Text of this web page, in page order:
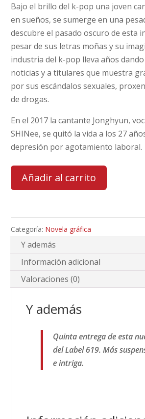
Bajo el brillo del k-pop una joven
en sueños, se sumerge en una
descubre el pasado oscuro de esta
pesar de sus letras moñas y su
industria del k-pop lleva años
noticias y a titulares que muestra
por sus escándalos sexuales,
de drogas.
En el 2017 la cantante Jonghyun,
SHINee, se quitó la vida a los 27
depresión por agotamiento laboral.
Añadir al carrito
Categoría: Novela gráfica
Y además
Información adicional
Valoraciones (0)
Y además
Quinta entrega de esta
del Label 619. Más
e intriga.